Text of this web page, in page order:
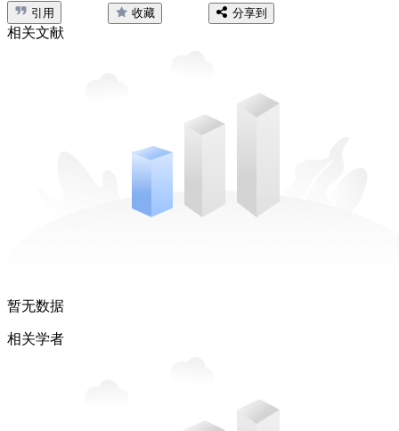
引用 收藏 分享到
相关文献
暂无数据
相关学者